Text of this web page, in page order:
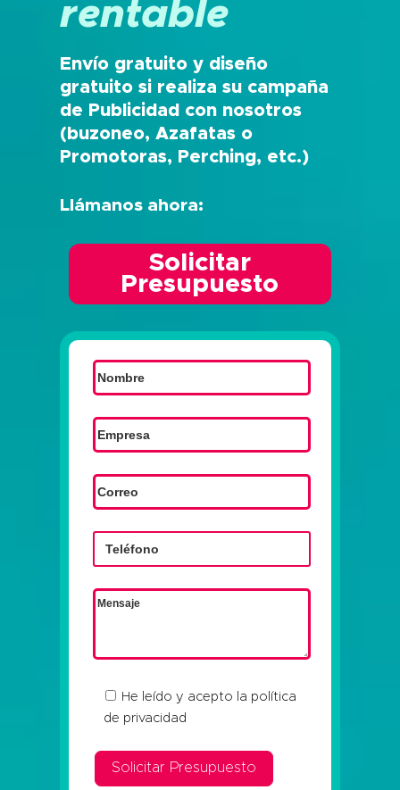
rentable
Envío gratuito y diseño
gratuito si realiza su campaña
de Publicidad con nosotros
(buzoneo, Azafatas o
Promotoras, Perching, etc.)
Llámanos ahora:
Solicitar
Presupuesto
He leído y acepto la política
de privacidad